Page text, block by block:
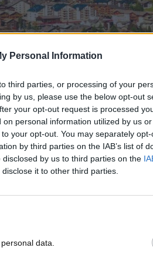
Personal Information
third parties, or processing of your
by us, please use the below opt-out
your opt-out request is processed
personal information utilized by us
your opt-out. You may separately
by third parties on the IAB’s list of
by us to third parties on the
it to other third parties.
data.
uno dei borghi italiani
o nuova, se poi non avete
avere dei luoghi che sembrano
mondiale come Ewan
diversa da quella a cui siamo
e passiamo la maggior parte
questi luoghi
meno che un problema.